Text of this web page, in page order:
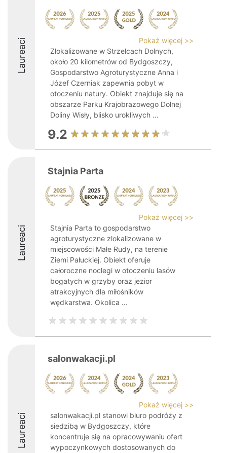
Laureaci
Pokaż więcej >>
Zlokalizowane w Strzelcach Dolnych,
około 20 kilometrów od Bydgoszczy,
Gospodarstwo Agroturystyczne Anna i
Józef Czerniak zapewnia pobyt w
otoczeniu natury. Obiekt znajduje się na
obszarze Parku Krajobrazowego Dolnej
Doliny Wisły, blisko urokliwych ...
9.2
Laureaci
Stajnia Parta
Pokaż więcej >>
Stajnia Parta to gospodarstwo
agroturystyczne zlokalizowane w
miejscowości Małe Rudy, na terenie
Ziemi Pałuckiej. Obiekt oferuje
całoroczne noclegi w otoczeniu lasów
bogatych w grzyby oraz jezior
atrakcyjnych dla miłośników
wędkarstwa. Okolica ...
Laureaci
salonwakacji.pl
Pokaż więcej >>
salonwakacji.pl stanowi biuro podróży z
siedzibą w Bydgoszczy, które
koncentruje się na opracowywaniu ofert
wypoczynkowych dostosowanych do